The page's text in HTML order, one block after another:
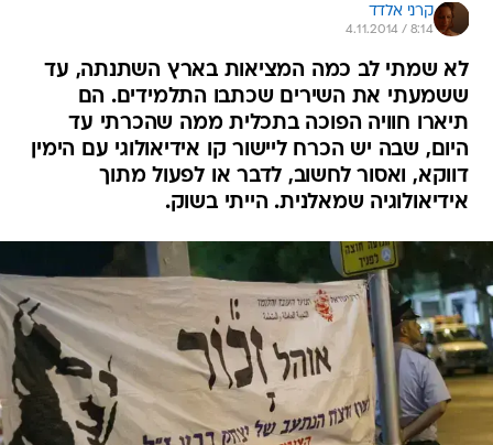
קרני אלדד
4.11.2014 / 8:14
לא שמתי לב כמה המציאות בארץ השתנתה, עד
ששמעתי את השירים שכתבו התלמידים. הם
תיארו חוויה הפוכה בתכלית ממה שהכרתי עד
היום, שבה יש הכרח ליישור קו אידיאולוגי עם הימין
דווקא, ואסור לחשוב, לדבר או לפעול מתוך
אידיאולוגיה שמאלנית. הייתי בשוק.